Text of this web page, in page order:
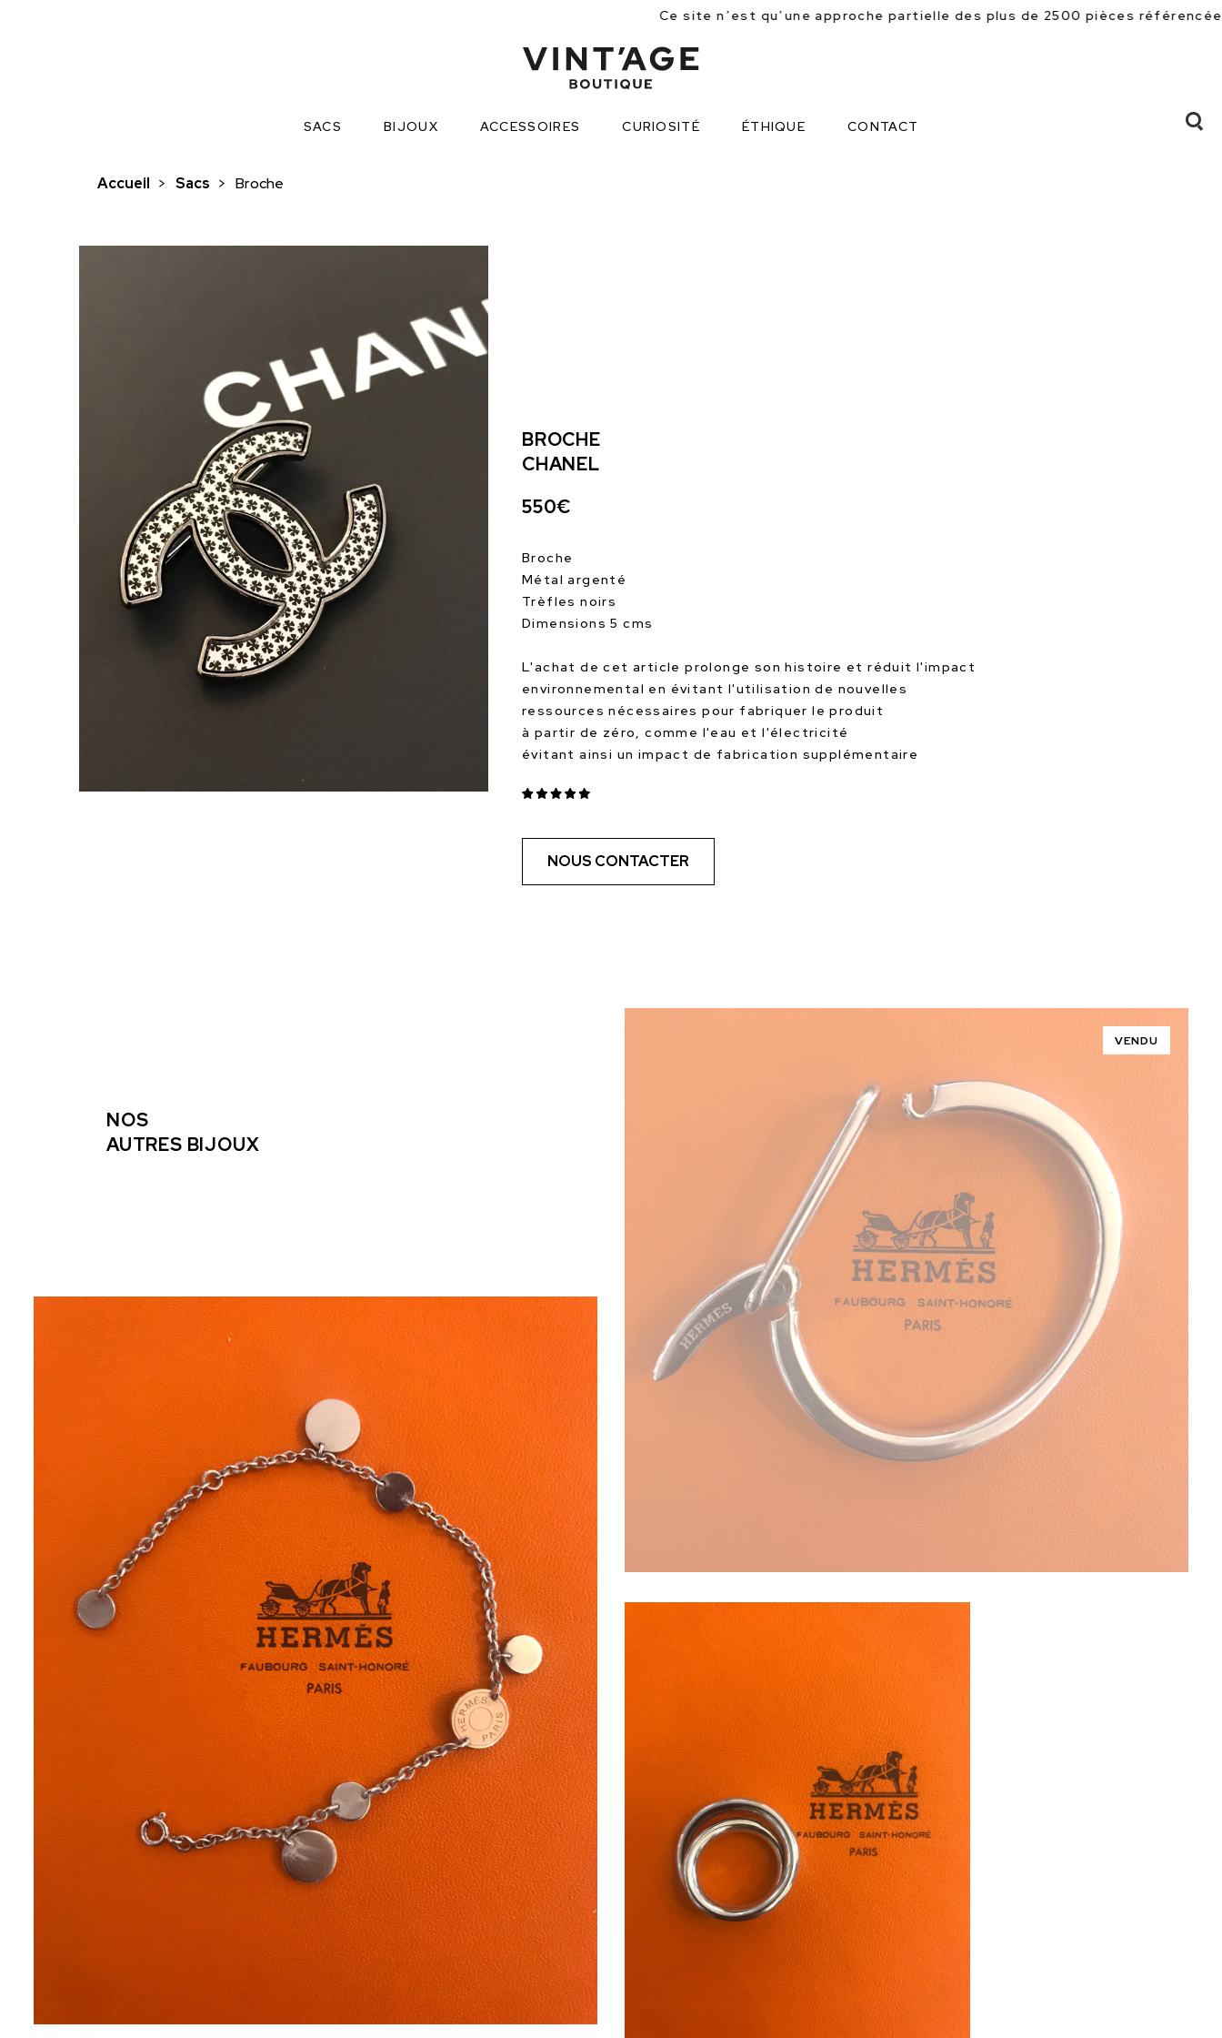
Ce site n’est qu’une approche partielle des plus de 2500 pièces référencées en magasin.
SACS BIJOUX ACCESSOIRES CURIOSITÉ ÉTHIQUE CONTACT
Accueil > Sacs > Broche
BROCHE
CHANEL
550€
Broche
Métal argenté
Trèfles noirs
Dimensions 5 cms
L'achat de cet article prolonge son histoire et réduit l'impact
environnemental en évitant l'utilisation de nouvelles
ressources nécessaires pour fabriquer le produit
à partir de zéro, comme l'eau et l'électricité
évitant ainsi un impact de fabrication supplémentaire
NOUS CONTACTER
NOS
AUTRES BIJOUX
VENDU